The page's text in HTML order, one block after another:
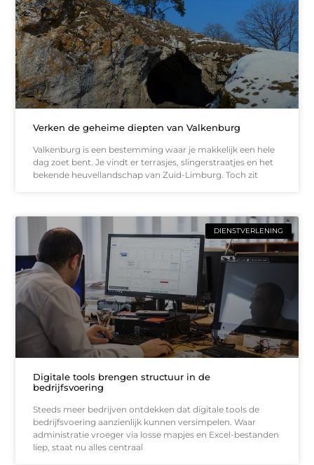
Verken de geheime diepten van Valkenburg
Valkenburg is een bestemming waar je makkelijk een hele
dag zoet bent. Je vindt er terrasjes, slingerstraatjes en het
bekende heuvellandschap van Zuid-Limburg. Toch zit
DIENSTVERLENING
Digitale tools brengen structuur in de
bedrijfsvoering
Steeds meer bedrijven ontdekken dat digitale tools de
bedrijfsvoering aanzienlijk kunnen versimpelen. Waar
administratie vroeger via losse mapjes en Excel-bestanden
liep, staat nu alles centraal